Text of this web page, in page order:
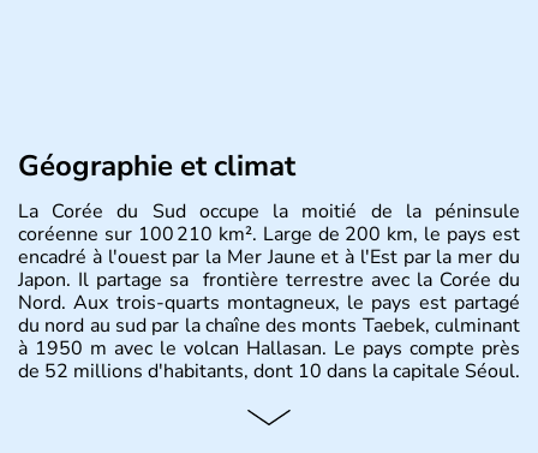
Géographie et climat
La Corée du Sud occupe la moitié de la péninsule
coréenne sur 100 210 km². Large de 200 km, le pays est
encadré à l'ouest par la Mer Jaune et à l'Est par la mer du
Japon. Il partage sa frontière terrestre avec la Corée du
Nord. Aux trois-quarts montagneux, le pays est partagé
du nord au sud par la chaîne des monts Taebek, culminant
à 1950 m avec le volcan Hallasan. Le pays compte près
de 52 millions d'habitants, dont 10 dans la capitale Séoul.
Histoire et administration